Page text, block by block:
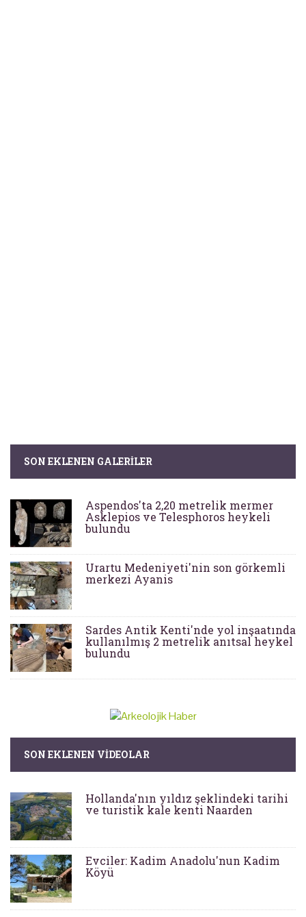
SON EKLENEN GALERILER
Aspendos'ta 2,20 metrelik mermer
Asklepios ve Telesphoros heykeli
bulundu
Urartu Medeniyeti'nin son görkemli
merkezi Ayanis
Sardes Antik Kenti'nde yol inşaatında
kullanılmış 2 metrelik anıtsal heykel
bulundu
SON EKLENEN VIDEOLAR
Hollanda'nın yıldız şeklindeki tarihi
ve turistik kale kenti Naarden
Evciler: Kadim Anadolu'nun Kadim
Köyü